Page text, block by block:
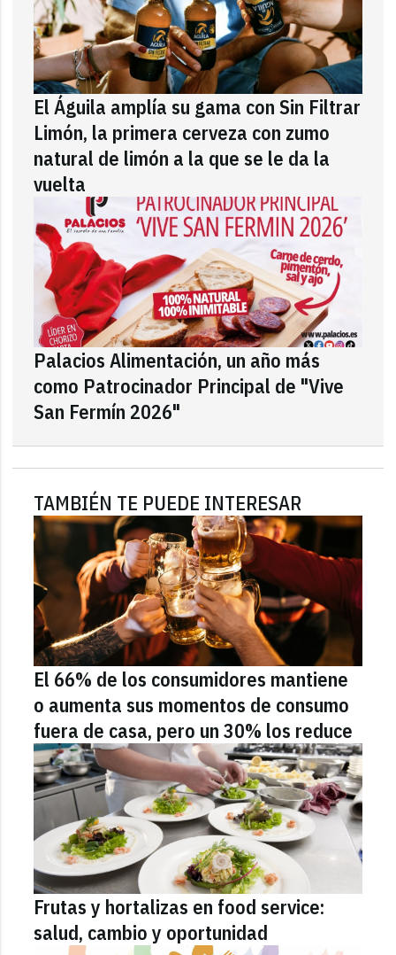
El Águila amplía su gama con Sin Filtrar
Limón, la primera cerveza con zumo
natural de limón a la que se le da la
vuelta
Palacios Alimentación, un año más
como Patrocinador Principal de "Vive
San Fermín 2026"
TAMBIÉN TE PUEDE INTERESAR
El 66% de los consumidores mantiene
o aumenta sus momentos de consumo
fuera de casa, pero un 30% los reduce
Frutas y hortalizas en food service:
salud, cambio y oportunidad